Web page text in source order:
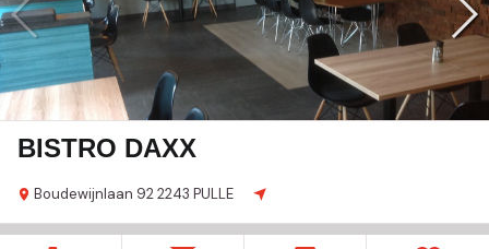
BISTRO DAXX
Boudewijnlaan 922243 PULLE